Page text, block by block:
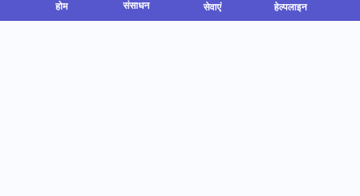
होम संसाधन सेवाएं हेल्पलाइन